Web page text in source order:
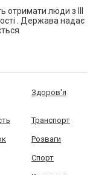
отримати люди з III
. Держава надає
Здоров'я
Транспорт
Розваги
Спорт